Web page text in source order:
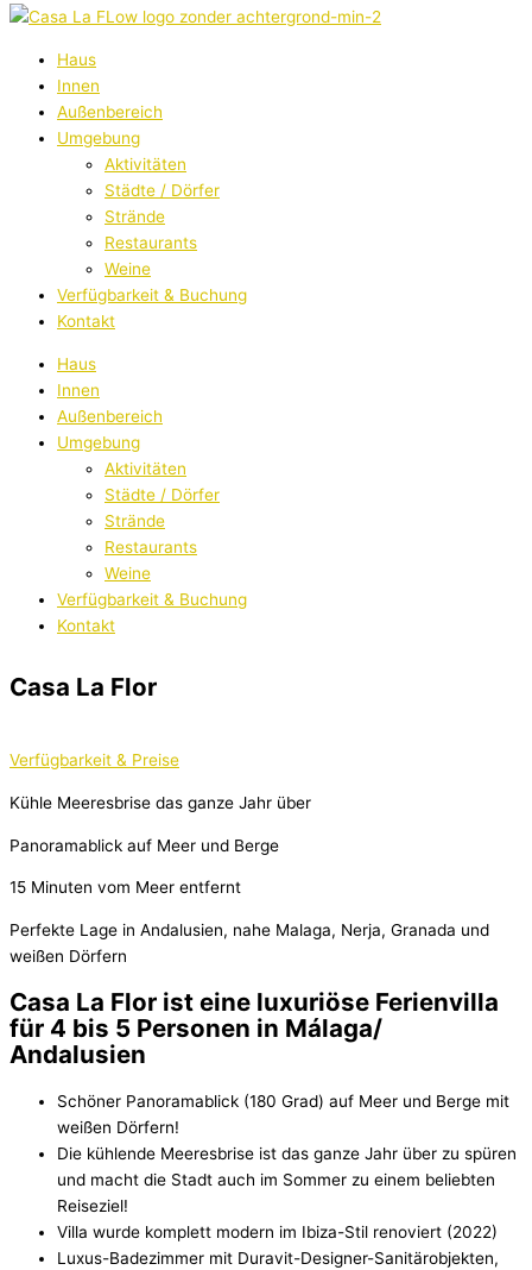
Haus
Innen
Außenbereich
Umgebung
Aktivitäten
Städte / Dörfer
Strände
Restaurants
Weine
Verfügbarkeit & Buchung
Kontakt
Haus
Innen
Außenbereich
Umgebung
Aktivitäten
Städte / Dörfer
Strände
Restaurants
Weine
Verfügbarkeit & Buchung
Kontakt
Casa La Flor
Verfügbarkeit & Preise
Kühle Meeresbrise das ganze Jahr über
Panoramablick auf Meer und Berge
15 Minuten vom Meer entfernt
Perfekte Lage in Andalusien, nahe Malaga, Nerja, Granada und
weißen Dörfern
Casa La Flor ist eine luxuriöse Ferienvilla
für 4 bis 5 Personen in Málaga/
Andalusien
Schöner Panoramablick (180 Grad) auf Meer und Berge mit
weißen Dörfern!
Die kühlende Meeresbrise ist das ganze Jahr über zu spüren
und macht die Stadt auch im Sommer zu einem beliebten
Reiseziel!
Villa wurde komplett modern im Ibiza-Stil renoviert (2022)
Luxus-Badezimmer mit Duravit-Designer-Sanitärobjekten,